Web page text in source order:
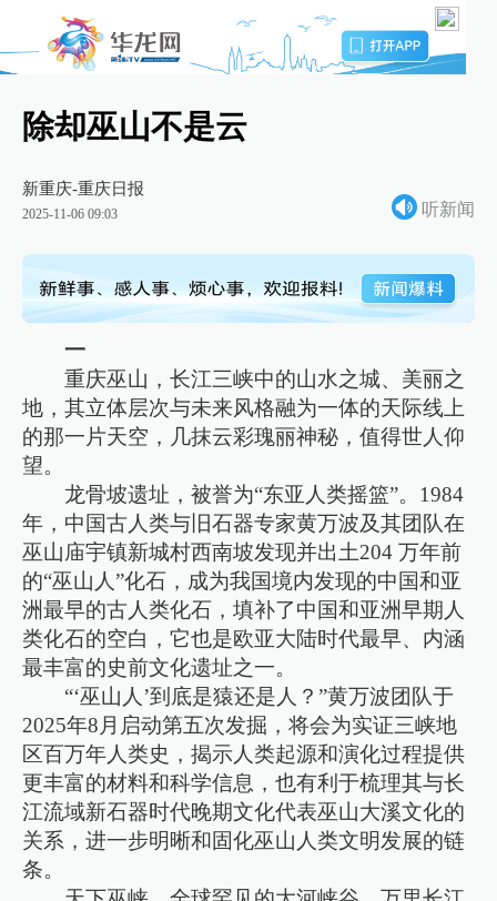
除却巫山不是云
新重庆-重庆日报
2025-11-06 09:03 听新闻
一
重庆巫山，长江三峡中的山水之城、美丽之
地，其立体层次与未来风格融为一体的天际线上
的那一片天空，几抹云彩瑰丽神秘，值得世人仰
望。
龙骨坡遗址，被誉为“东亚人类摇篮”。1984
年，中国古人类与旧石器专家黄万波及其团队在
巫山庙宇镇新城村西南坡发现并出土204 万年前
的“巫山人”化石，成为我国境内发现的中国和亚
洲最早的古人类化石，填补了中国和亚洲早期人
类化石的空白，它也是欧亚大陆时代最早、内涵
最丰富的史前文化遗址之一。
“‘巫山人’到底是猿还是人？”黄万波团队于
2025年8月启动第五次发掘，将会为实证三峡地
区百万年人类史，揭示人类起源和演化过程提供
更丰富的材料和科学信息，也有利于梳理其与长
江流域新石器时代晚期文化代表巫山大溪文化的
关系，进一步明晰和固化巫山人类文明发展的链
条。